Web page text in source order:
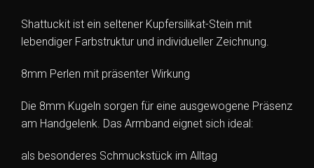
Shattuckit ist ein seltener Kupfersilikat-Stein mit
lebendiger Farbstruktur und individueller Zeichnung.
8mm Perlen mit präsenter Wirkung
Die 8mm Kugeln sorgen für eine ausgewogene Präsenz
am Handgelenk. Das Armband eignet sich ideal:
als besonderes Schmuckstück im Alltag